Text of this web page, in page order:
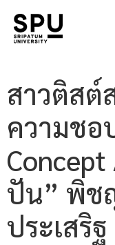
สาวติสต์
ความชอ
ปัน” พิช
ประเสริฐ